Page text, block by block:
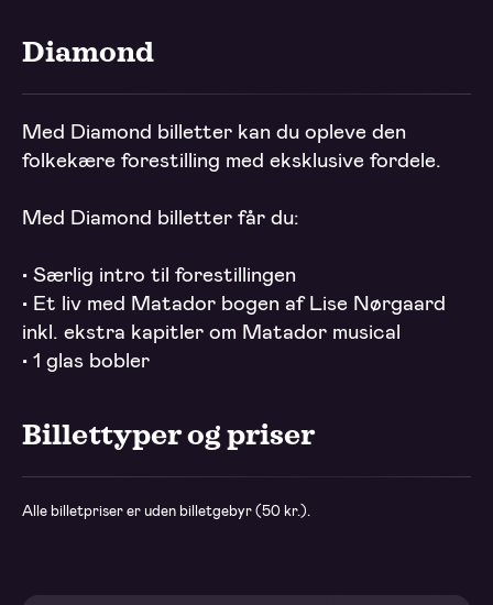
Diamond
Med Diamond billetter kan du opleve den
folkekære forestilling med eksklusive fordele.
Med Diamond billetter får du:
• Særlig intro til forestillingen
• Et liv med Matador bogen af Lise Nørgaard
inkl. ekstra kapitler om Matador musical
• 1 glas bobler
Billettyper og priser
Alle billetpriser er uden billetgebyr (50 kr.).